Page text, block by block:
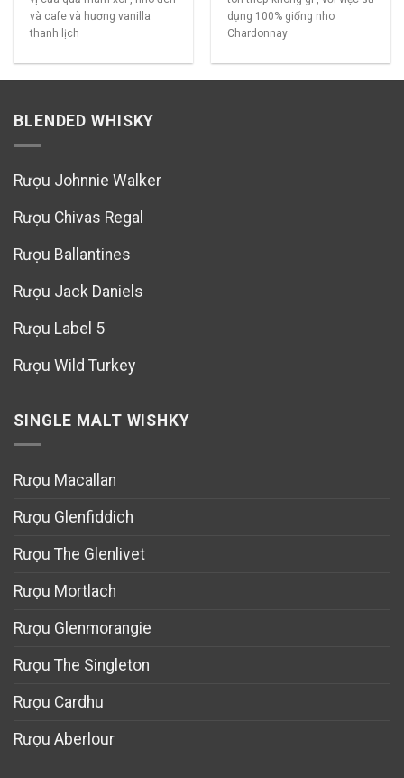
và cafe và hương vanilla
thanh lịch
dụng 100% giống nho
Chardonnay
BLENDED WHISKY
Rượu Johnnie Walker
Rượu Chivas Regal
Rượu Ballantines
Rượu Jack Daniels
Rượu Label 5
Rượu Wild Turkey
SINGLE MALT WISHKY
Rượu Macallan
Rượu Glenfiddich
Rượu The Glenlivet
Rượu Mortlach
Rượu Glenmorangie
Rượu The Singleton
Rượu Cardhu
Rượu Aberlour